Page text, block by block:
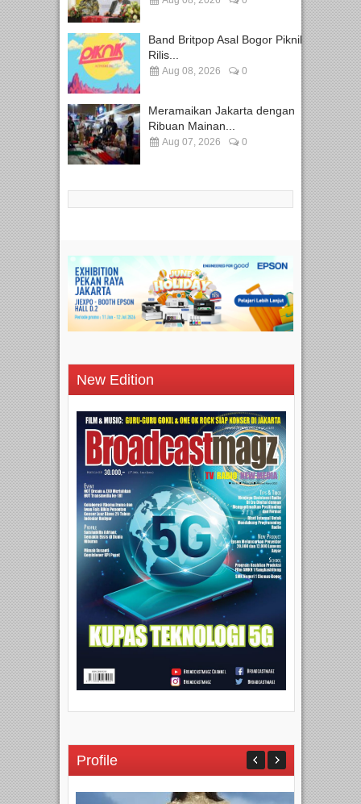
Band Britpop Asal Bogor Piknik
Rilis...
Aug 08, 2026 0
Meramaikan Jakarta dengan
Ribuan Mainan...
Aug 07, 2026 0
New Edition
Profile